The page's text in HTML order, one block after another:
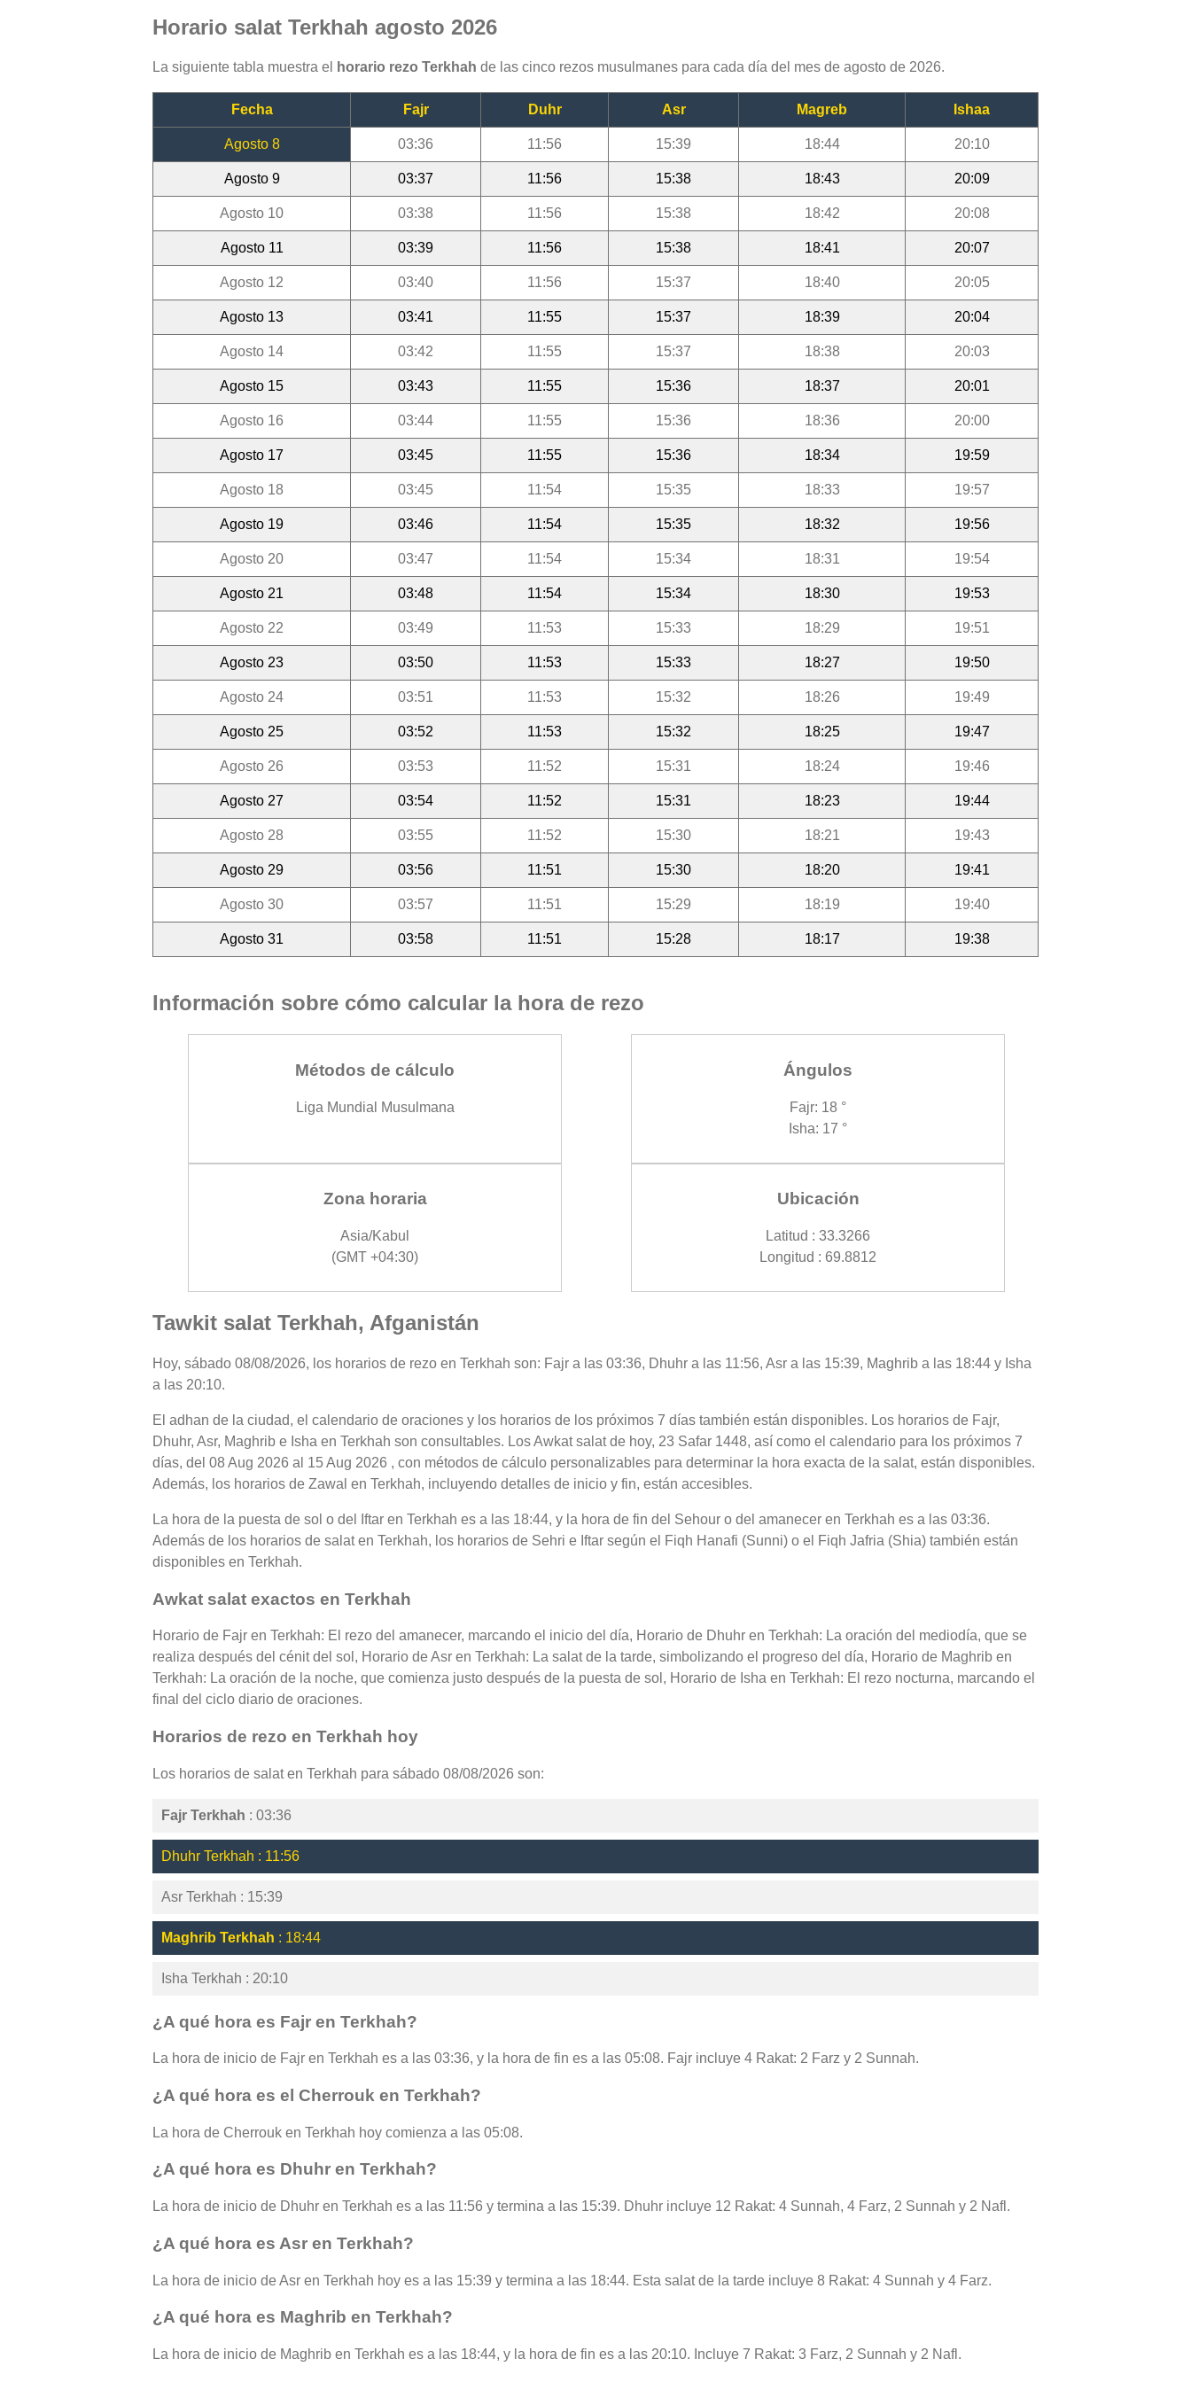
Horario salat Terkhah agosto 2026
La siguiente tabla muestra el horario rezo Terkhah de las cinco rezos musulmanes para cada día del mes de agosto de 2026.
Fecha Fajr Duhr Asr Magreb Ishaa
Agosto 8 03:36 11:56 15:39 18:44 20:10
Agosto 9 03:37 11:56 15:38 18:43 20:09
Agosto 10 03:38 11:56 15:38 18:42 20:08
Agosto 11 03:39 11:56 15:38 18:41 20:07
Agosto 12 03:40 11:56 15:37 18:40 20:05
Agosto 13 03:41 11:55 15:37 18:39 20:04
Agosto 14 03:42 11:55 15:37 18:38 20:03
Agosto 15 03:43 11:55 15:36 18:37 20:01
Agosto 16 03:44 11:55 15:36 18:36 20:00
Agosto 17 03:45 11:55 15:36 18:34 19:59
Agosto 18 03:45 11:54 15:35 18:33 19:57
Agosto 19 03:46 11:54 15:35 18:32 19:56
Agosto 20 03:47 11:54 15:34 18:31 19:54
Agosto 21 03:48 11:54 15:34 18:30 19:53
Agosto 22 03:49 11:53 15:33 18:29 19:51
Agosto 23 03:50 11:53 15:33 18:27 19:50
Agosto 24 03:51 11:53 15:32 18:26 19:49
Agosto 25 03:52 11:53 15:32 18:25 19:47
Agosto 26 03:53 11:52 15:31 18:24 19:46
Agosto 27 03:54 11:52 15:31 18:23 19:44
Agosto 28 03:55 11:52 15:30 18:21 19:43
Agosto 29 03:56 11:51 15:30 18:20 19:41
Agosto 30 03:57 11:51 15:29 18:19 19:40
Agosto 31 03:58 11:51 15:28 18:17 19:38
Información sobre cómo calcular la hora de rezo
Métodos de cálculo
Liga Mundial Musulmana
Ángulos
Fajr: 18 °
Isha: 17 °
Zona horaria
Asia/Kabul
(GMT +04:30)
Ubicación
Latitud : 33.3266
Longitud : 69.8812
Tawkit salat Terkhah, Afganistán
Hoy, sábado 08/08/2026, los horarios de rezo en Terkhah son: Fajr a las 03:36, Dhuhr a las 11:56, Asr a las 15:39, Maghrib a las 18:44 y Isha
a las 20:10.
El adhan de la ciudad, el calendario de oraciones y los horarios de los próximos 7 días también están disponibles. Los horarios de Fajr,
Dhuhr, Asr, Maghrib e Isha en Terkhah son consultables. Los Awkat salat de hoy, 23 Safar 1448, así como el calendario para los próximos 7
días, del 08 Aug 2026 al 15 Aug 2026 , con métodos de cálculo personalizables para determinar la hora exacta de la salat, están disponibles.
Además, los horarios de Zawal en Terkhah, incluyendo detalles de inicio y fin, están accesibles.
La hora de la puesta de sol o del Iftar en Terkhah es a las 18:44, y la hora de fin del Sehour o del amanecer en Terkhah es a las 03:36.
Además de los horarios de salat en Terkhah, los horarios de Sehri e Iftar según el Fiqh Hanafi (Sunni) o el Fiqh Jafria (Shia) también están
disponibles en Terkhah.
Awkat salat exactos en Terkhah
Horario de Fajr en Terkhah: El rezo del amanecer, marcando el inicio del día, Horario de Dhuhr en Terkhah: La oración del mediodía, que se
realiza después del cénit del sol, Horario de Asr en Terkhah: La salat de la tarde, simbolizando el progreso del día, Horario de Maghrib en
Terkhah: La oración de la noche, que comienza justo después de la puesta de sol, Horario de Isha en Terkhah: El rezo nocturna, marcando el
final del ciclo diario de oraciones.
Horarios de rezo en Terkhah hoy
Los horarios de salat en Terkhah para sábado 08/08/2026 son:
Fajr Terkhah : 03:36
Dhuhr Terkhah : 11:56
Asr Terkhah : 15:39
Maghrib Terkhah : 18:44
Isha Terkhah : 20:10
¿A qué hora es Fajr en Terkhah?
La hora de inicio de Fajr en Terkhah es a las 03:36, y la hora de fin es a las 05:08. Fajr incluye 4 Rakat: 2 Farz y 2 Sunnah.
¿A qué hora es el Cherrouk en Terkhah?
La hora de Cherrouk en Terkhah hoy comienza a las 05:08.
¿A qué hora es Dhuhr en Terkhah?
La hora de inicio de Dhuhr en Terkhah es a las 11:56 y termina a las 15:39. Dhuhr incluye 12 Rakat: 4 Sunnah, 4 Farz, 2 Sunnah y 2 Nafl.
¿A qué hora es Asr en Terkhah?
La hora de inicio de Asr en Terkhah hoy es a las 15:39 y termina a las 18:44. Esta salat de la tarde incluye 8 Rakat: 4 Sunnah y 4 Farz.
¿A qué hora es Maghrib en Terkhah?
La hora de inicio de Maghrib en Terkhah es a las 18:44, y la hora de fin es a las 20:10. Incluye 7 Rakat: 3 Farz, 2 Sunnah y 2 Nafl.